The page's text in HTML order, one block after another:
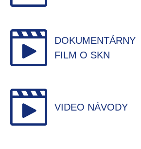
DOKUMENTÁRNY
FILM O SKN
VIDEO NÁVODY